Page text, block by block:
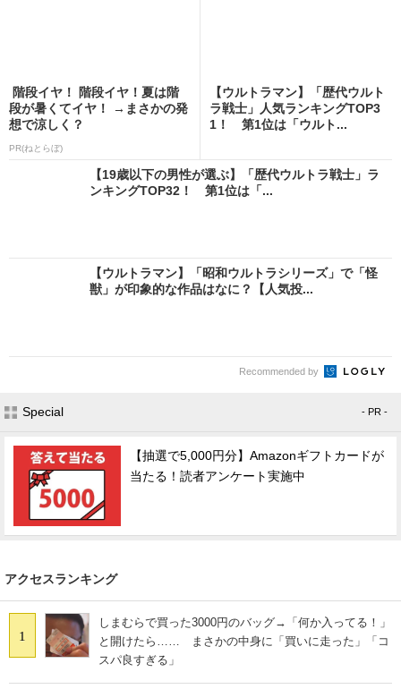
階段イヤ！ 階段イヤ！夏は階
段が暑くてイヤ！ →まさかの発
想で涼しく？
PR(ねとらぼ)
【ウルトラマン】「歴代ウルト
ラ戦士」人気ランキングTOP3
1！ 第1位は「ウルト...
【19歳以下の男性が選ぶ】「歴代ウルトラ戦士」ラ
ンキングTOP32！ 第1位は「...
【ウルトラマン】「昭和ウルトラシリーズ」で「怪
獣」が印象的な作品はなに？【人気投...
Recommended by
Special - PR -
【抽選で5,000円分】Amazonギフトカードが
当たる！読者アンケート実施中
アクセスランキング
1
しまむらで買った3000円のバッグ→「何か入ってる！」
と開けたら…… まさかの中身に「買いに走った」「コ
スパ良すぎる」